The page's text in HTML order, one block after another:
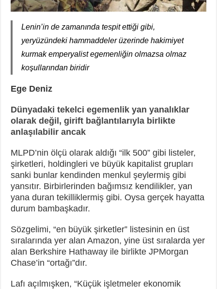
Lenin’in de zamanında tespit ettiği gibi,
yeryüzündeki hammaddeler üzerinde hakimiyet
kurmak emperyalist egemenliğin olmazsa olmaz
koşullarından biridir
Ege Deniz
Dünyadaki tekelci egemenlik yan yanalıklar
olarak değil, girift bağlantılarıyla birlikte
anlaşılabilir ancak
MLPD’nin ölçü olarak aldığı “ilk 500” gibi listeler,
şirketleri, holdingleri ve büyük kapitalist grupları
sanki bunlar kendinden menkul şeylermiş gibi
yansıtır. Birbirlerinden bağımsız kendilikler, yan
yana duran tekilliklermiş gibi. Oysa gerçek hayatta
durum bambaşkadır.
Sözgelimi, “en büyük şirketler” listesinin en üst
sıralarında yer alan Amazon, yine üst sıralarda yer
alan Berkshire Hathaway ile birlikte JPMorgan
Chase’in “ortağı”dır.
Lafı açılmışken, “Küçük işletmeler ekonomik